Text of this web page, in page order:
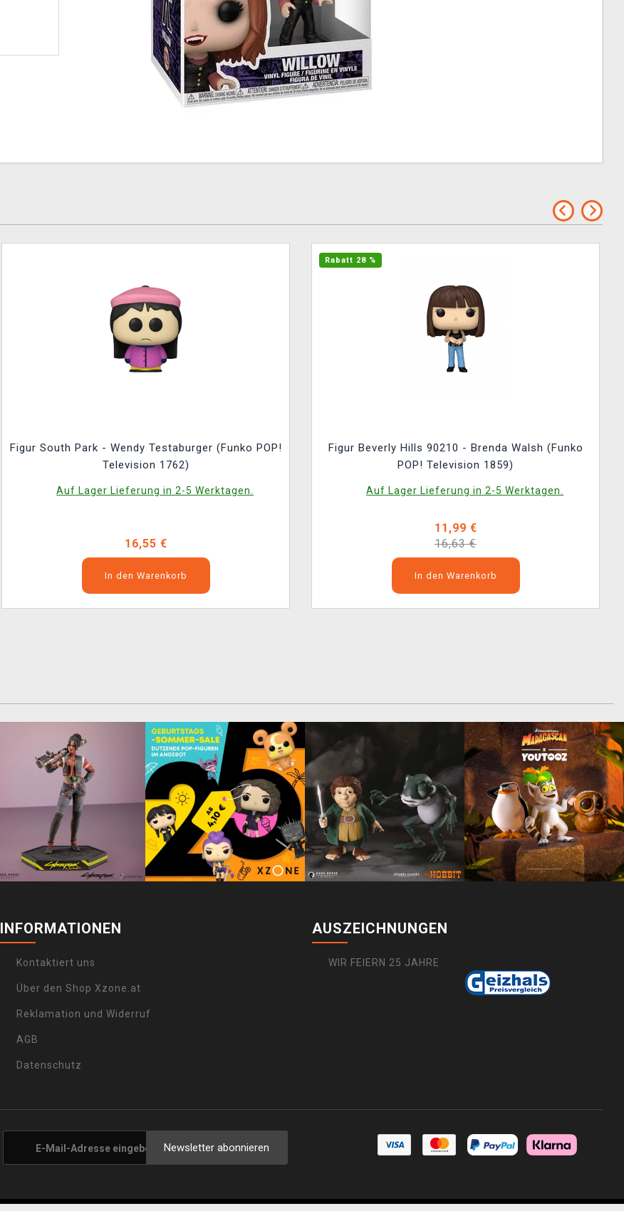
Figur South Park - Wendy Testaburger (Funko POP!
Television 1762)
Auf Lager Lieferung in 2-5 Werktagen.
16,55 €
In den Warenkorb
Rabatt 28 %
Figur Beverly Hills 90210 - Brenda Walsh (Funko
POP! Television 1859)
Auf Lager Lieferung in 2-5 Werktagen.
11,99 €
16,63 €
In den Warenkorb
INFORMATIONEN
Kontaktiert uns
Über den Shop Xzone.at
Reklamation und Widerruf
AGB
Datenschutz
AUSZEICHNUNGEN
WIR FEIERN 25 JAHRE
Newsletter abonnieren